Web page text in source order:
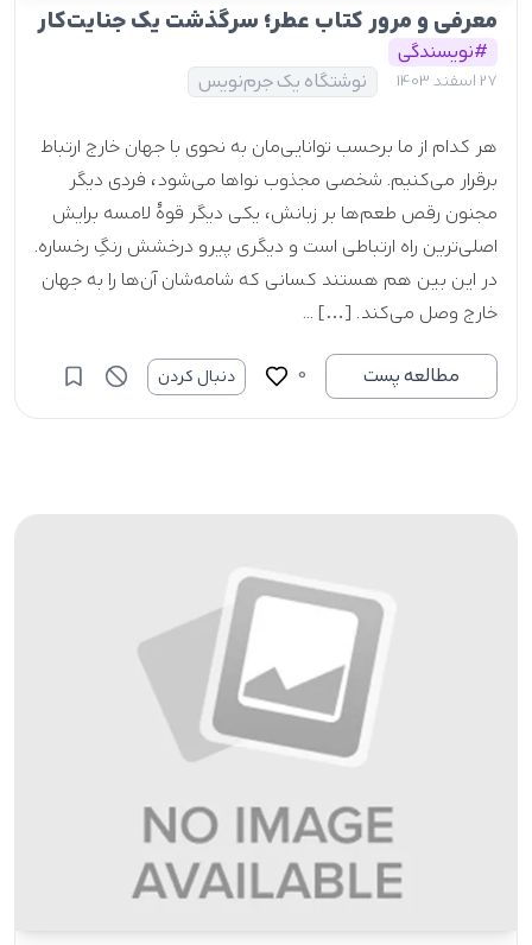
معرفی و مرور کتاب عطر؛ سرگذشت یک جنایت‌کار
#نویسندگی
27 اسفند 1403 نوشتگاه یک جرم‌نویس
هر کدام از ما برحسب توانایی‌مان به نحوی با جهان خارج ارتباط
برقرار می‌کنیم. شخصی مجذوب نواها می‌شود، فردی دیگر
مجنون رقص طعم‌ها بر زبانش، یکی دیگر قوۀ لامسه برایش
اصلی‌ترین راه ارتباطی است و دیگری پیرو درخشش رنگِ رخساره.
در این بین هم هستند کسانی که شامه‌شان آن‌ها را به جهان
خارج وصل می‌کند. […] ...
مطالعه پست
0 دنبال کردن